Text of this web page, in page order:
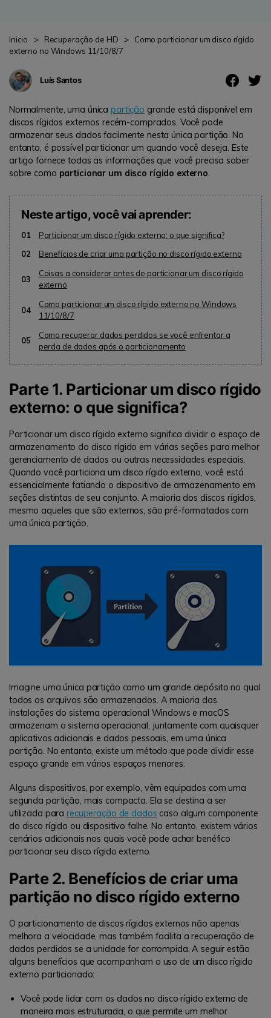
Recoverit Grátis
Recupere dados perdidos/excluídos gratuitamente
Outros Produtos
Repairit - Reparar Dados
UBackit - Backup de Dados
Teste Online
Inicio > Recuperação de HD >
Como particionar um disco rígido
externo no Windows 11/10/8/7
Luís Santos
Normalmente, uma únicapartição grande está disponível em
discos rígidos externos recém-comprados. Você pode
armazenar seus dados facilmente nesta única partição. No
entanto, é possível particionar um quando você deseja. Este
artigo fornece todas as informações que você precisa saber
sobre como particionar um disco rígido externo.
Neste artigo, você vai aprender:
01
Particionar um disco rígido externo: o que significa?
02
Benefícios de criar uma partição no disco rígido externo
03
Coisas a considerar antes de particionar um disco rígido
externo
04
Como particionar um disco rígido externo no Windows
11/10/8/7
05
Como recuperar dados perdidos se você enfrentar a
perda de dados após o particionamento
Parte 1. Particionar um disco rígido
externo: o que significa?
Particionar um disco rígido externo significa dividir o espaço de
armazenamento do disco rígido em várias seções para melhor
gerenciamento de dados ou outras necessidades especiais.
Quando você particiona um disco rígido externo, você está
essencialmente fatiando o dispositivo de armazenamento em
seções distintas de seu conjunto. A maioria dos discos rígidos,
mesmo aqueles que são externos, são pré-formatados com
uma única partição.
Imagine uma única partição como um grande depósito no qual
todos os arquivos são armazenados. A maioria das
instalações do sistema operacional Windows e macOS
armazenam o sistema operacional, juntamente com quaisquer
aplicativos adicionais e dados pessoais, em uma única
partição. No entanto, existe um método que pode dividir esse
espaço grande em vários espaços menores.
Alguns dispositivos, por exemplo, vêm equipados com uma
segunda partição, mais compacta. Ela se destina a ser
utilizada pararecuperação de dados caso algum componente
do disco rígido ou dispositivo falhe. No entanto, existem vários
cenários adicionais nos quais você pode achar benéfico
particionar seu disco rígido externo.
Parte 2. Benefícios de criar uma
partição no disco rígido externo
O particionamento de discos rígidos externos não apenas
melhora a velocidade, mas também facilita a recuperação de
dados perdidos se a unidade for corrompida. A seguir estão
alguns benefícios que acompanham o uso de um disco rígido
externo particionado:
Você pode lidar com os dados no disco rígido externo de
maneira mais estruturada, o que permite um melhor